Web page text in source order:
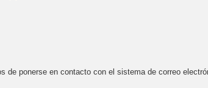
de ponerse en contacto con el sistema de correo